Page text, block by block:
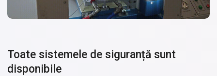
Toate sistemele de siguranță sunt
disponibile